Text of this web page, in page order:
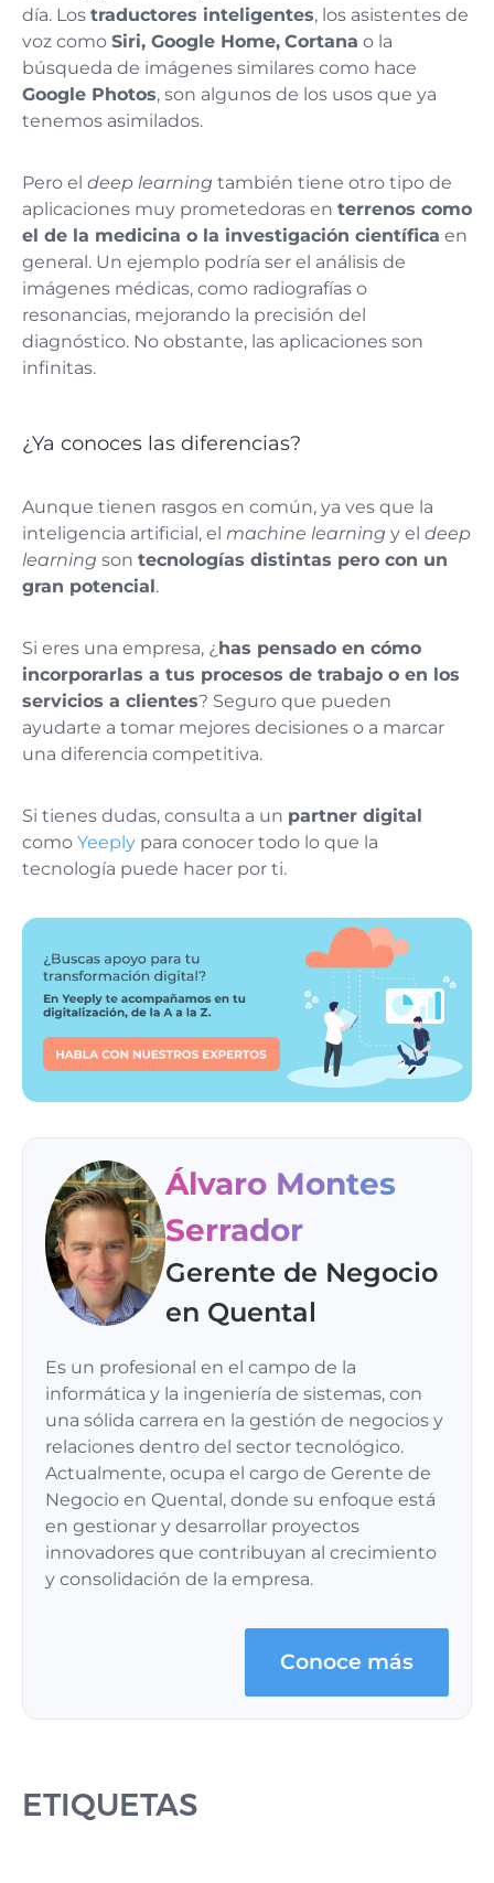
día. Los traductores inteligentes, los asistentes de
voz como Siri, Google Home, Cortana o la
búsqueda de imágenes similares como hace
Google Photos, son algunos de los usos que ya
tenemos asimilados.
Pero el deep learning también tiene otro tipo de
aplicaciones muy prometedoras en terrenos como
el de la medicina o la investigación científica en
general. Un ejemplo podría ser el análisis de
imágenes médicas, como radiografías o
resonancias, mejorando la precisión del
diagnóstico. No obstante, las aplicaciones son
infinitas.
¿Ya conoces las diferencias?
Aunque tienen rasgos en común, ya ves que la
inteligencia artificial, el machine learning y el deep
learning son tecnologías distintas pero con un
gran potencial.
Si eres una empresa, ¿ has pensado en cómo
incorporarlas a tus procesos de trabajo o en los
servicios a clientes? Seguro que pueden
ayudarte a tomar mejores decisiones o a marcar
una diferencia competitiva.
Si tienes dudas, consulta a un partner digital
como Yeeply para conocer todo lo que la
tecnología puede hacer por ti.
Álvaro Montes
Serrador
Gerente de Negocio
en Quental
Es un profesional en el campo de la
informática y la ingeniería de sistemas, con
una sólida carrera en la gestión de negocios y
relaciones dentro del sector tecnológico.
Actualmente, ocupa el cargo de Gerente de
Negocio en Quental, donde su enfoque está
en gestionar y desarrollar proyectos
innovadores que contribuyan al crecimiento
y consolidación de la empresa.
Conoce más
ETIQUETAS